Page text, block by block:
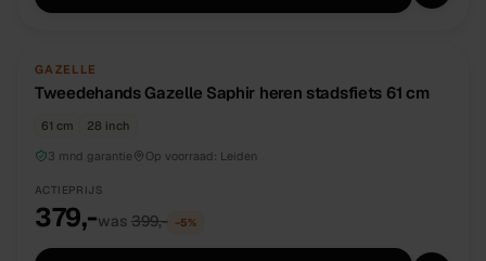
TWEEDEHANDS
GAZELLE
Tweedehands Gazelle Saphir heren stadsfiets 61 cm
61 cm
28 inch
3 mnd garantie
Op voorraad: Leiden
ACTIEPRIJS
379,-was 399,- −5%